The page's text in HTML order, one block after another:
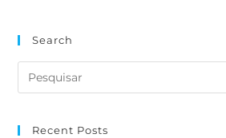
Search
Recent Posts